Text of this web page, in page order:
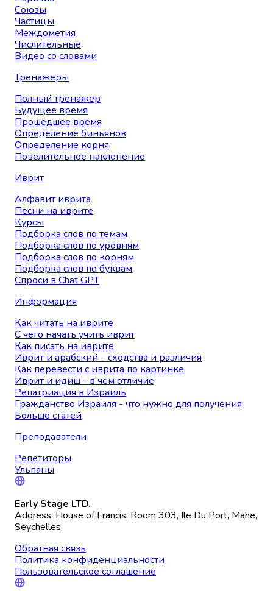
Союзы
Частицы
Междометия
Числительные
Видео со словами
Тренажеры
Полный тренажер
Будущее время
Прошедшее время
Определение биньянов
Определение корня
Повелительное наклонение
Иврит
Алфавит иврита
Песни на иврите
Курсы
Подборка слов по темам
Подборка слов по уровням
Подборка слов по корням
Подборка слов по буквам
Спроси в Chat GPT
Информация
Как читать на иврите
С чего начать учить иврит
Как писать на иврите
Иврит и арабский – сходства и различия
Как перевести с иврита по картинке
Иврит и идиш - в чем отличие
Репатриация в Израиль
Гражданство Израиля - что нужно для получения
Больше статей
Преподаватели
Репетиторы
Ульпаны
Early Stage LTD.
Address: House of Francis, Room 303, Ile Du Port, Mahe,
Seychelles
Обратная связь
Политика конфиденциальности
Пользовательское соглашение